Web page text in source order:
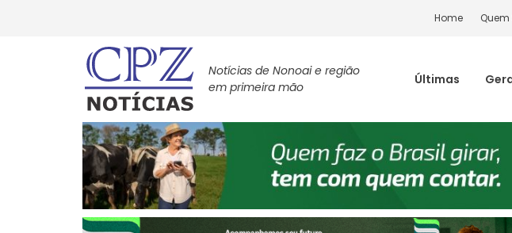
Home
Notícias de Nonoai e região
em primeira mão
Últimas